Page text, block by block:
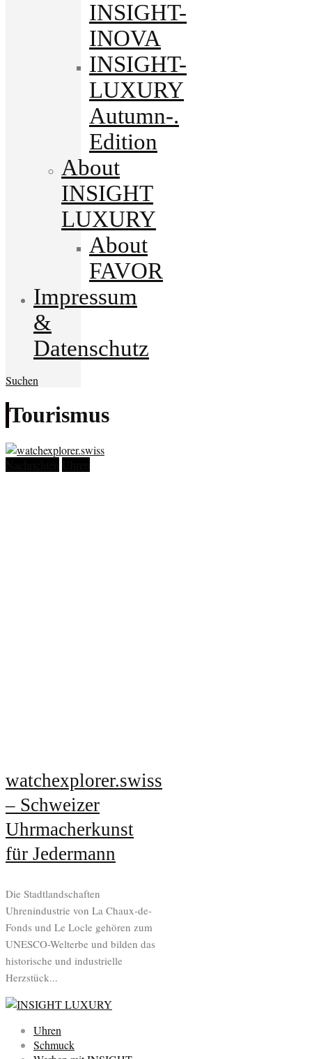
INSIGHT-
INOVA
INSIGHT-
LUXURY
Autumn-.
Edition
About
INSIGHT
LUXURY
About
FAVOR
Impressum
&
Datenschutz
Suchen
Tourismus
watchexplorer.swiss
– Schweizer
Uhrmacherkunst
für Jedermann
Die Stadtlandschaften
Uhrenindustrie von La Chaux-de-
Fonds und Le Locle gehören zum
UNESCO-Welterbe und bilden das
historische und industrielle
Herzstück...
Uhren
Schmuck